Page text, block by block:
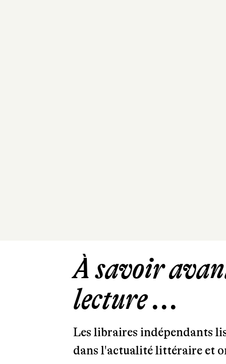
À savoir
lecture ...
Les libraires indépendants
dans l'actualité littéraire et